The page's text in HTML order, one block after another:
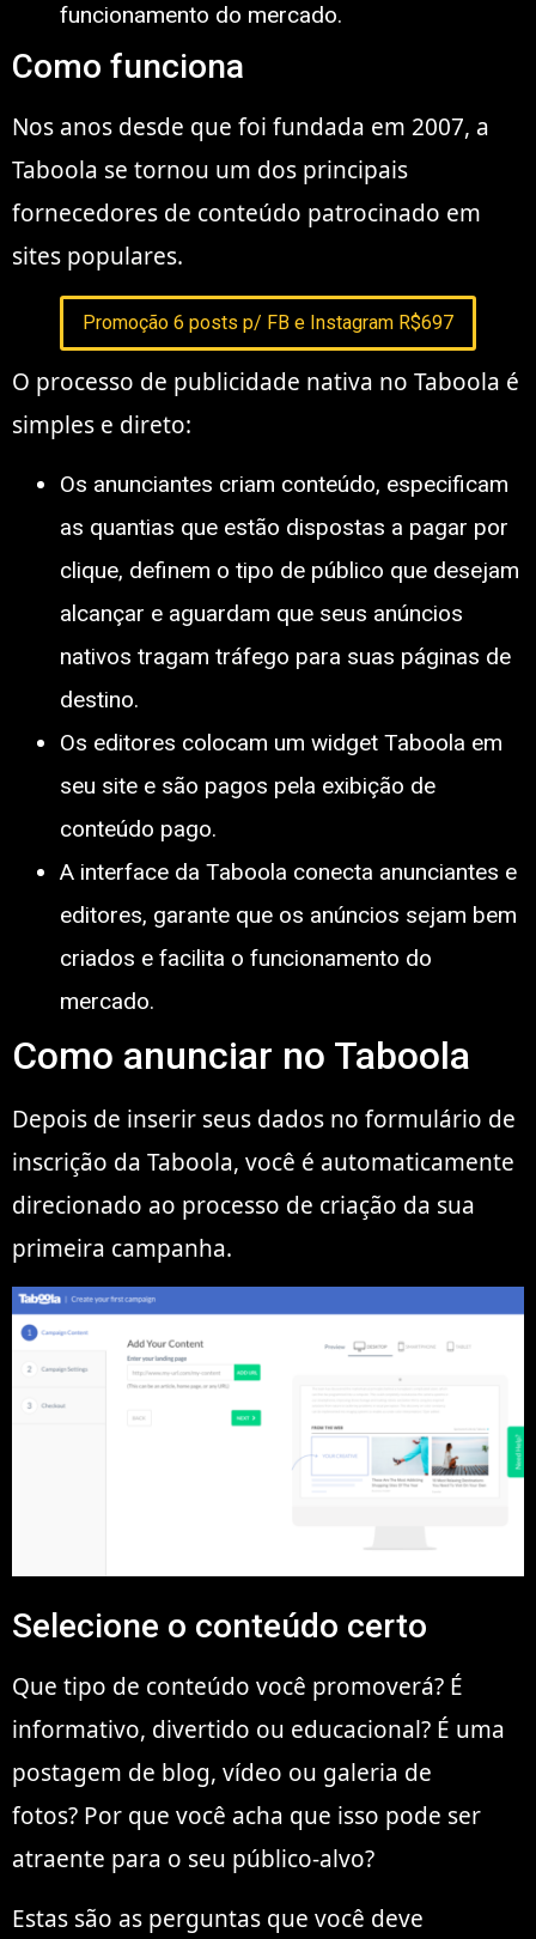
funcionamento do mercado.
Como funciona
Nos anos desde que foi fundada em 2007, a
Taboola se tornou um dos principais
fornecedores de conteúdo patrocinado em
sites populares.
Promoção 6 posts p/ FB e Instagram R$697
O processo de publicidade nativa no Taboola é
simples e direto:
Os anunciantes criam conteúdo, especificam
as quantias que estão dispostas a pagar por
clique, definem o tipo de público que desejam
alcançar e aguardam que seus anúncios
nativos tragam tráfego para suas páginas de
destino.
Os editores colocam um widget Taboola em
seu site e são pagos pela exibição de
conteúdo pago.
A interface da Taboola conecta anunciantes e
editores, garante que os anúncios sejam bem
criados e facilita o funcionamento do
mercado.
Como anunciar no Taboola
Depois de inserir seus dados no formulário de
inscrição da Taboola, você é automaticamente
direcionado ao processo de criação da sua
primeira campanha.
Selecione o conteúdo certo
Que tipo de conteúdo você promoverá? É
informativo, divertido ou educacional? É uma
postagem de blog, vídeo ou galeria de
fotos? Por que você acha que isso pode ser
atraente para o seu público-alvo?
Estas são as perguntas que você deve